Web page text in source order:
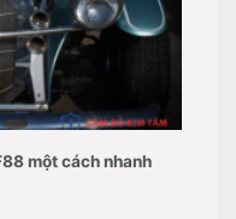
một cách nhanh